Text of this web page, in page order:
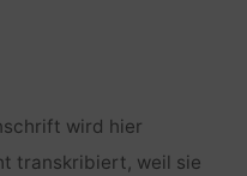
wird hier
transkribiert, weil sie